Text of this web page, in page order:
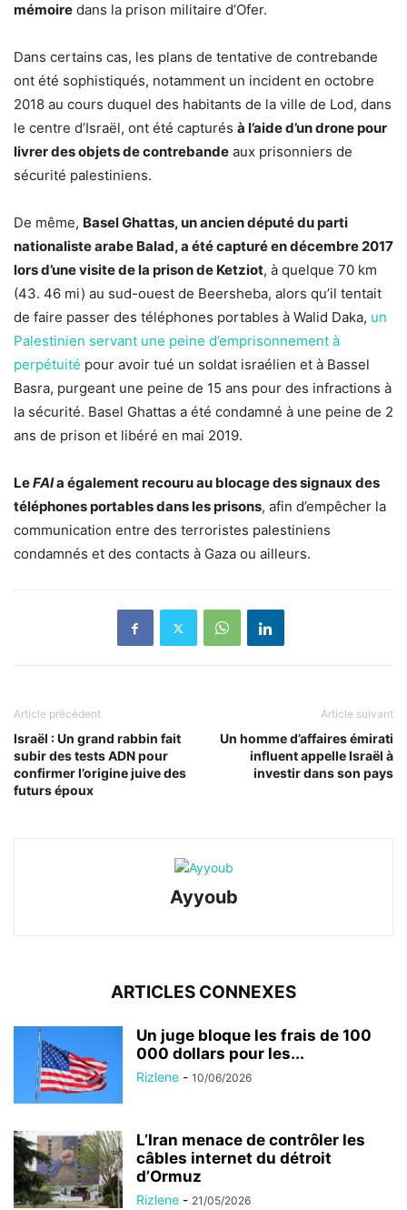
mémoire dans la prison militaire d’Ofer.
Dans certains cas, les plans de tentative de contrebande
ont été sophistiqués, notamment un incident en octobre
2018 au cours duquel des habitants de la ville de Lod, dans
le centre d’Israël, ont été capturés à l’aide d’un drone pour
livrer des objets de contrebande aux prisonniers de
sécurité palestiniens.
De même, Basel Ghattas, un ancien député du parti
nationaliste arabe Balad, a été capturé en décembre 2017
lors d’une visite de la prison de Ketziot, à quelque 70 km
(43. 46 mi) au sud-ouest de Beersheba, alors qu’il tentait
de faire passer des téléphones portables à Walid Daka, un
Palestinien servant une peine d’emprisonnement à
perpétuité pour avoir tué un soldat israélien et à Bassel
Basra, purgeant une peine de 15 ans pour des infractions à
la sécurité. Basel Ghattas a été condamné à une peine de 2
ans de prison et libéré en mai 2019.
LeFAIa également recouru au blocage des signaux des
téléphones portables dans les prisons, afin d’empêcher la
communication entre des terroristes palestiniens
condamnés et des contacts à Gaza ou ailleurs.
Article précédent
Israël : Un grand rabbin fait
subir des tests ADN pour
confirmer l’origine juive des
futurs époux
Article suivant
Un homme d’affaires émirati
influent appelle Israël à
investir dans son pays
Ayyoub
ARTICLES CONNEXES
Un juge bloque les frais de 100
000 dollars pour les...
Rizlene - 10/06/2026
L’Iran menace de contrôler les
câbles internet du détroit
d’Ormuz
Rizlene - 21/05/2026